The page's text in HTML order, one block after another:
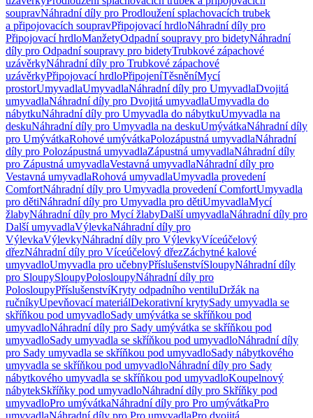
soupravNáhradní díly pro Prodloužení splachovacích trubek
a připojovacích soupravPřipojovací hrdloNáhradní díly pro
Připojovací hrdloManžetyOdpadní soupravy pro bidetyNáhradní
díly pro Odpadní soupravy pro bidetyTrubkové zápachové
uzávěrkyNáhradní díly pro Trubkové zápachové
uzávěrkyPřipojovací hrdloPřipojeníTěsněníMycí
prostorUmyvadlaUmyvadlaNáhradní díly pro UmyvadlaDvojitá
umyvadlaNáhradní díly pro Dvojitá umyvadlaUmyvadla do
nábytkuNáhradní díly pro Umyvadla do nábytkuUmyvadla na
deskuNáhradní díly pro Umyvadla na deskuUmývátkaNáhradní díly
pro UmývátkaRohové umývátkaPolozápustná umyvadlaNáhradní
díly pro Polozápustná umyvadlaZápustná umyvadlaNáhradní díly
pro Zápustná umyvadlaVestavná umyvadlaNáhradní díly pro
Vestavná umyvadlaRohová umyvadlaUmyvadla provedení
ComfortNáhradní díly pro Umyvadla provedení ComfortUmyvadla
pro dětiNáhradní díly pro Umyvadla pro dětiUmyvadlaMycí
žlabyNáhradní díly pro Mycí žlabyDalší umyvadlaNáhradní díly pro
Další umyvadlaVýlevkaNáhradní díly pro
VýlevkaVýlevkyNáhradní díly pro VýlevkyVíceúčelový
dřezNáhradní díly pro Víceúčelový dřezZáchytné kalové
umyvadloUmyvadla pro učebnyPříslušenstvíSloupyNáhradní díly
pro SloupySloupyPolosloupyNáhradní díly pro
PolosloupyPříslušenstvíKryty odpadního ventiluDržák na
ručníkyUpevňovací materiálDekorativní krytySady umyvadla se
skříňkou pod umyvadloSady umývátka se skříňkou pod
umyvadloNáhradní díly pro Sady umývátka se skříňkou pod
umyvadloSady umyvadla se skříňkou pod umyvadloNáhradní díly
pro Sady umyvadla se skříňkou pod umyvadloSady nábytkového
umyvadla se skříňkou pod umyvadloNáhradní díly pro Sady
nábytkového umyvadla se skříňkou pod umyvadloKoupelnový
nábytekSkříňky pod umyvadloNáhradní díly pro Skříňky pod
umyvadloPro umývátkaNáhradní díly pro Pro umývátkaPro
umyvadlaNáhradní díly pro Pro umyvadlaPro dvojitá